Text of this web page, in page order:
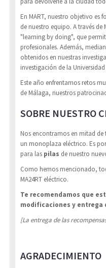
En MART, nuestro objetivo es
de nuestro equipo. A través
"learning by doing", que
profesionales. Además,
obtenidos en nuestras
investigación de la
Este año enfrentamos retos
de Málaga, nuestros
SOBRE NUESTRO
Nos encontramos en mitad
un monoplaza eléctrico. Es
para las pilas de nuestro
Como hemos mencionado,
MA24RT eléctrico.
Te recomendamos que
modificaciones y entrega
[La entrega de las
AGRADECIMIENTO